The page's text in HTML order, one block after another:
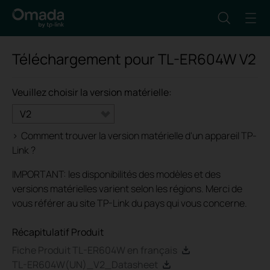
Téléchargement pourTL-ER604WV2
Veuillez choisir la version matérielle:
V2
> Comment trouver la version matérielle d'un appareil TP-
Link ?
IMPORTANT: les disponibilités des modèles et des
versions matérielles varient selon les régions. Merci de
vous référer au site TP-Link du pays qui vous concerne.
Récapitulatif Produit
Fiche Produit TL-ER604W en français
TL-ER604W(UN)_V2_Datasheet